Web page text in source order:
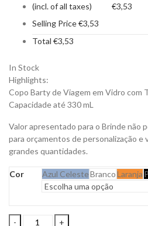
(incl. of all taxes)
€3,53
Selling Price€3,53
Total €3,53
In Stock
Highlights:
Copo Barty de Viagem em Vidro com
Capacidade até 330 mL
Valor apresentado para o Brinde não
para orçamentos de personalização e
grandes quantidades.
Cor Azul CelesteBrancoLaranja
Copo